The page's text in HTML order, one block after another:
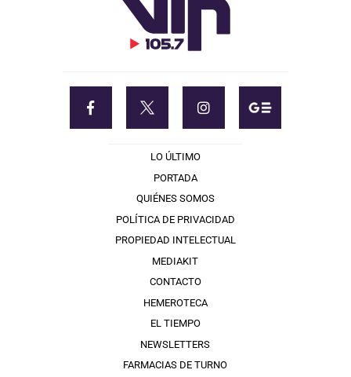
LO ÚLTIMO
PORTADA
QUIÉNES SOMOS
POLÍTICA DE PRIVACIDAD
PROPIEDAD INTELECTUAL
MEDIAKIT
CONTACTO
HEMEROTECA
EL TIEMPO
NEWSLETTERS
FARMACIAS DE TURNO